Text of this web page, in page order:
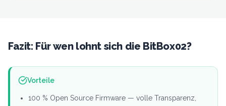
Fazit: Für wen lohnt sich die BitBox02?
Vorteile
100 % Open Source Firmware — volle Transparenz,